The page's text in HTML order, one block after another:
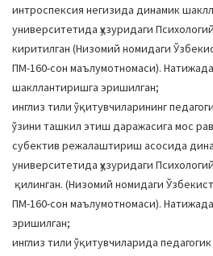
интроспексия негизида динамик
университетида ҳузуридаги
киритилган (Низомий номидаги
ПМ-160-сон маълумотномаси).
шакллантиришга эришилган;
инглиз тили ўқитувчиларининг
ўзини ташкил этиш даражасига мос
субектив режалаштириш асосида
университетида ҳузуридаги
қилинган. (Низомий номидаги
ПМ-160-сон маълумотномаси).
эришилган;
инглиз тили ўқитувчиларида